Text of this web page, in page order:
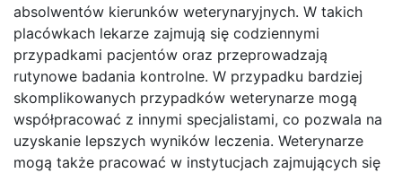
absolwentów kierunków weterynaryjnych. W takich
placówkach lekarze zajmują się codziennymi
przypadkami pacjentów oraz przeprowadzają
rutynowe badania kontrolne. W przypadku bardziej
skomplikowanych przypadków weterynarze mogą
współpracować z innymi specjalistami, co pozwala na
uzyskanie lepszych wyników leczenia. Weterynarze
mogą także pracować w instytucjach zajmujących się